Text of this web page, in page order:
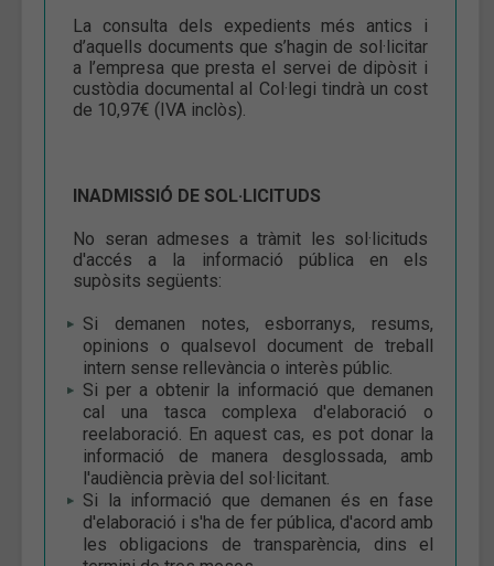
La consulta dels expedients més antics i
d’aquells documents que s’hagin de sol·licitar
a l’empresa que presta el servei de dipòsit i
custòdia documental al Col·legi tindrà un cost
de 10,97€ (IVA inclòs).
INADMISSIÓ DE SOL·LICITUDS
No seran admeses a tràmit les sol·licituds
d'accés a la informació pública en els
supòsits següents:
Si demanen notes, esborranys, resums,
opinions o qualsevol document de treball
intern sense rellevància o interès públic.
Si per a obtenir la informació que demanen
cal una tasca complexa d'elaboració o
reelaboració. En aquest cas, es pot donar la
informació de manera desglossada, amb
l'audiència prèvia del sol·licitant.
Si la informació que demanen és en fase
d'elaboració i s'ha de fer pública, d'acord amb
les obligacions de transparència, dins el